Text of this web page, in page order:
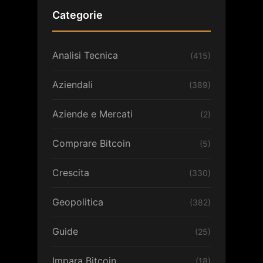
Categorie
Analisi Tecnica (415)
Aziendali (389)
Aziende e Mercati (2)
Comprare Bitcoin (5)
Crescita (330)
Geopolitica (382)
Guide (25)
Impara Bitcoin (18)